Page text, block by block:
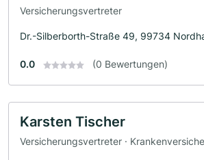
Versicherungsvertreter
Dr.-Silberborth-Straße 49, 99734
0.0 (0 Bewertungen)
Karsten Tischer
Versicherungsvertreter ·